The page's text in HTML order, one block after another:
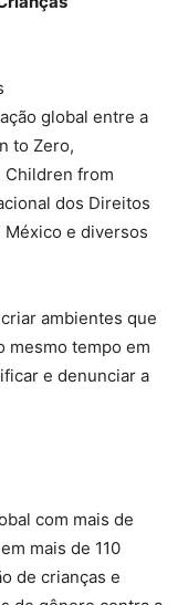
global entre a
to Zero,
Children from
dos Direitos
México e diversos
ambientes que
mesmo tempo em
e denunciar a
com mais de
mais de 110
de crianças e